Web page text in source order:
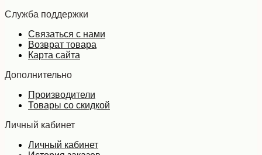
Служба поддержки
Связаться с нами
Возврат товара
Карта сайта
Дополнительно
Производители
Товары со скидкой
Личный кабинет
Личный кабинет